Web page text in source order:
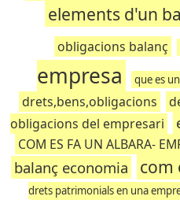
elements d'un
obligacions balanç
empresa
que es
drets,bens,obligacions
obligacions del empresari
COM ES FA UN ALBARA-
balanç economia com
drets patrimonials en una